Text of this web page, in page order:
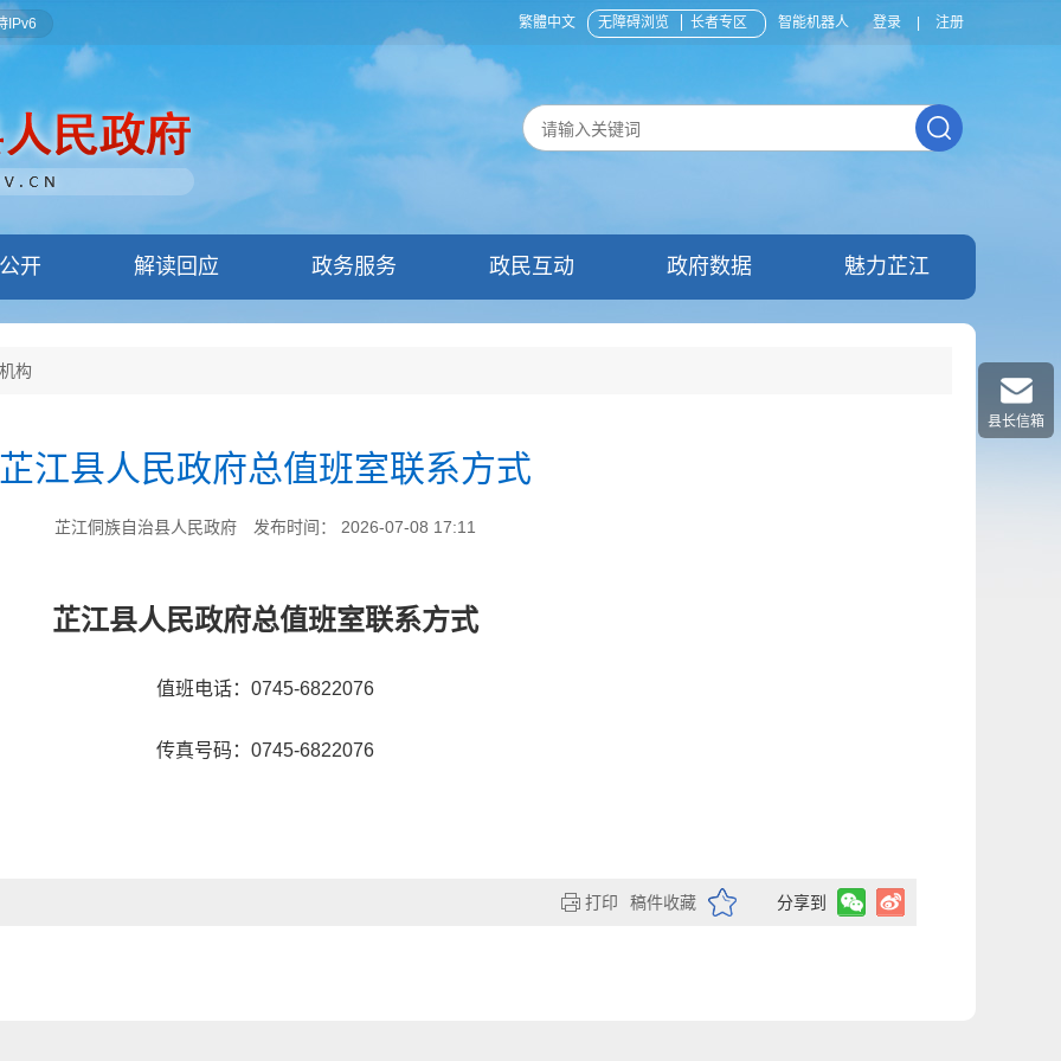
繁體中文 无障碍浏览 长者专区 智能机器人 登录 注册
IPv6
开 解读回应 政务服务 政民互动 政府数据 魅力芷江
构
芷江县人民政府总值班室联系方式
芷江侗族自治县人民政府 发布时间： 2026-07-08 17:11
芷江县人民政府总值班室联系方式
值班电话：0745-6822076
传真号码：0745-6822076
稿件收藏 分享到
打印
县长信箱